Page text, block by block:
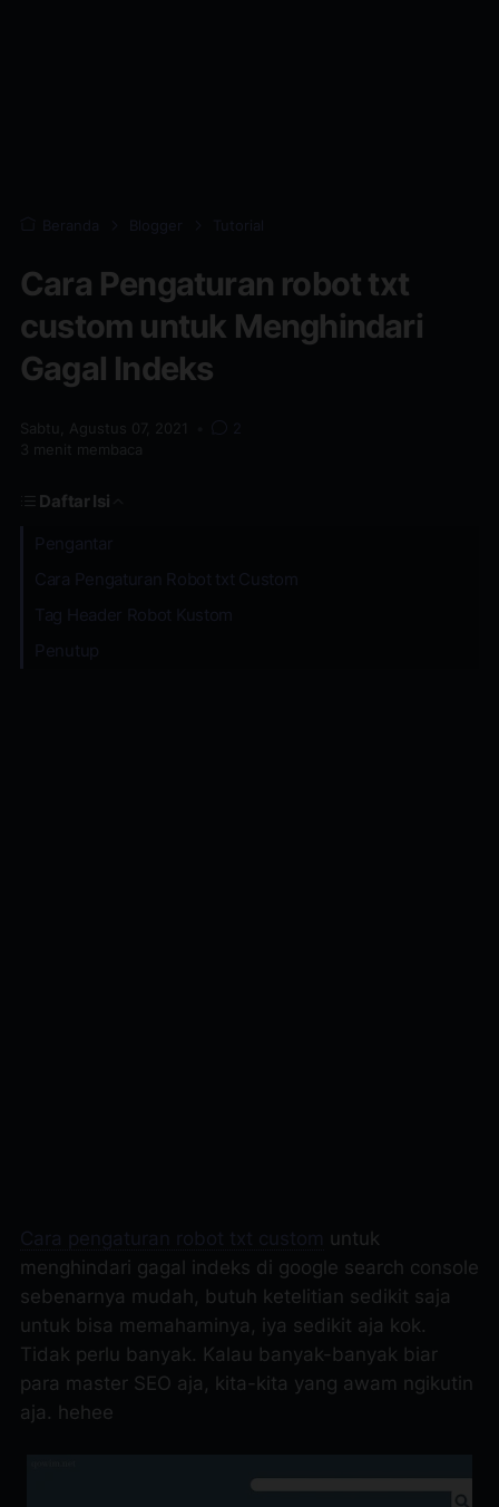
Beranda Blogger Tutorial
Cara Pengaturan robot txt
custom untuk Menghindari
Gagal Indeks
Sabtu, Agustus 07, 2021
2
3 menit membaca
Daftar Isi
Pengantar
Cara Pengaturan Robot txt Custom
Tag Header Robot Kustom
Penutup
Cara pengaturan robot txt custom untuk
menghindari gagal indeks di google search console
sebenarnya mudah, butuh ketelitian sedikit saja
untuk bisa memahaminya, iya sedikit aja kok.
Tidak perlu banyak. Kalau banyak-banyak biar
para master SEO aja, kita-kita yang awam ngikutin
aja. hehee